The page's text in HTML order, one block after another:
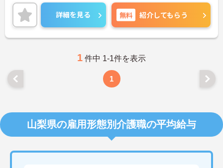
分の支給実績があり、頑張りがきちんと評価される
職場です。
ご興味のある方には、面接対策ポイントなど、さら
に詳細をご案内しますのでお気軽にご相談くださ
い！
詳細を見る 無料 紹介してもらう
1 件中 1-1件を表示
1
山梨県の雇用形態別介護職の平均給与